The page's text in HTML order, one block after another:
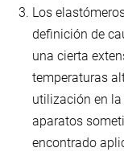
Los
definición de
una cierta
temperaturas
utilización en
aparatos
encontrado